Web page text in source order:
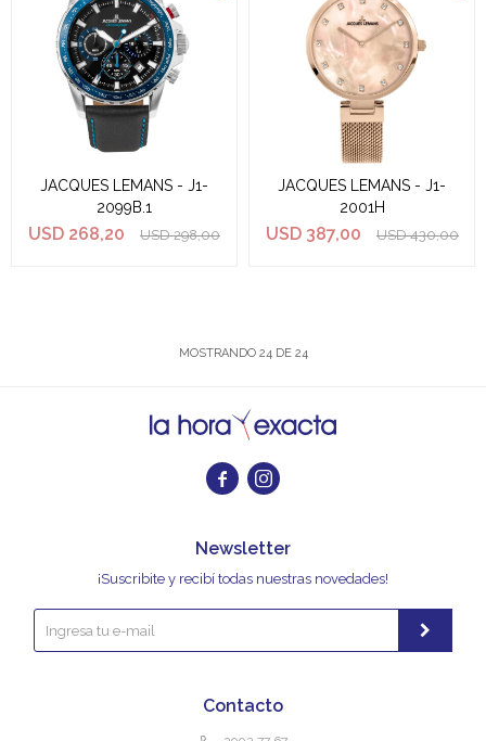
JACQUES LEMANS - J1-
2099B.1
USD 268,20 USD 298,00
JACQUES LEMANS - J1-
2001H
USD 387,00 USD 430,00
MOSTRANDO 24DE 24
 
Contacto
Newsletter
¡Suscribite y recibí todas nuestras novedades!